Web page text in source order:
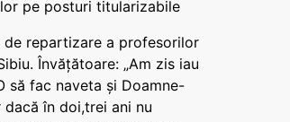
pe posturi titularizabile
de repartizare a profesorilor
Învățătoare: „Am zis iau
să fac naveta și Doamne-
dacă în doi,trei ani nu